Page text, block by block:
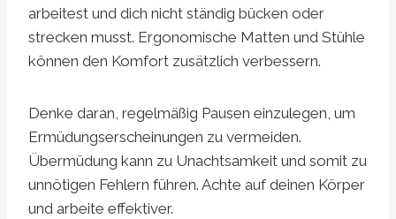
arbeitest und dich nicht ständig bücken oder
strecken musst. Ergonomische Matten und Stühle
können den Komfort zusätzlich verbessern.
Denke daran, regelmäßig Pausen einzulegen, um
Ermüdungserscheinungen zu vermeiden.
Übermüdung kann zu Unachtsamkeit und somit zu
unnötigen Fehlern führen. Achte auf deinen Körper
und arbeite effektiver.